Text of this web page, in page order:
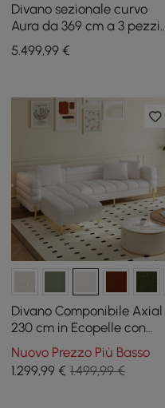
Divano sezionale curvo
Aura da 369 cm a 3 pezzi
rivestito in ciniglia con luce
5.499,99 €
Divano Componibile Axial
230 cm in Ecopelle con
Pouf e Gambe Dorate
Nuovo Prezzo Più Basso
1.299,99 € 1.499,99 €